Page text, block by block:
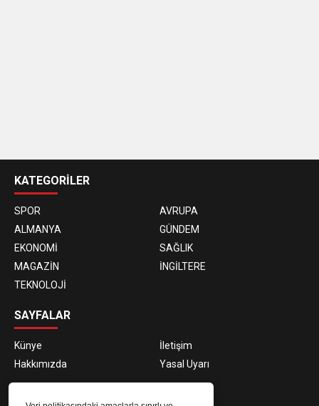
siteleri
KATEGORİLER
SPOR
AVRUPA
ALMANYA
GÜNDEM
EKONOMİ
SAĞLIK
MAGAZİN
İNGİLTERE
TEKNOLOJİ
SAYFALAR
Künye
İletişim
Hakkımızda
Yasal Uyarı